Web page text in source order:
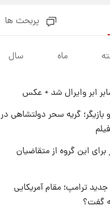
جزئیات فعال‌سازی «کیف پول
اعلام شد+فیلم
پیش
۱۴۰۵ +جدول
قیمت طلا و سکه امروز پنجشنبه
۱۴۰۵
جدید کالابرگ برای سه
پربحث ها
ماه سال
ابر وایرال شد + عکس
گریه سحر دولتشاهی در
برای این گروه از متقاضیان
ترامپ؛ مقام آمریکایی
گفت؟